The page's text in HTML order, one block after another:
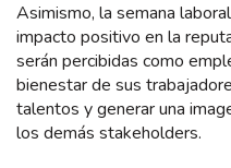
Asimismo, la semana
impacto positivo en la
serán percibidas como
bienestar de sus
talentos y generar una
los demás stakeholders.